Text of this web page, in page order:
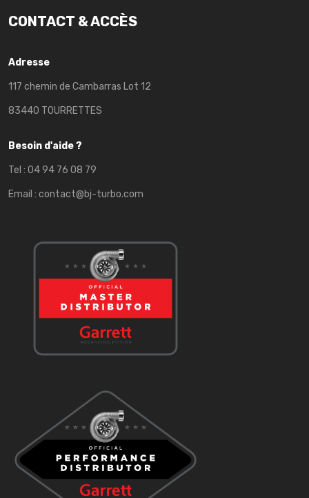
CONTACT & ACCÈS
Adresse
117 chemin de Cambarras Lot 12
83440 TOURRETTES
Besoin d'aide ?
Tel : 04 94 76 08 79
Email : contact@bj-turbo.com